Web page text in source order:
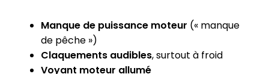
Manque de puissance moteur (« manque
de pêche »)
Claquements audibles, surtout à froid
Voyant moteur allumé